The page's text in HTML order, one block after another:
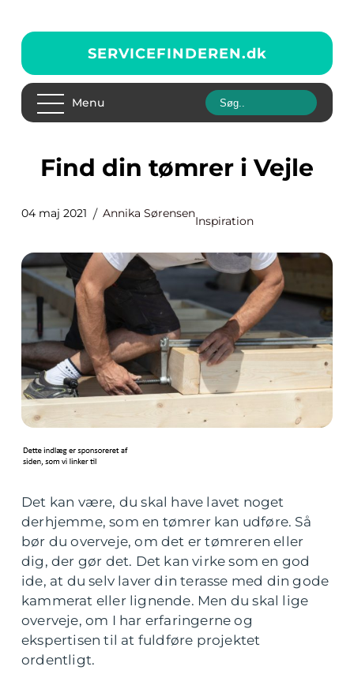
SERVICEFINDEREN.dk
Menu
Find din tømrer i Vejle
04 maj 2021 Annika Sørensen
Inspiration
Det kan være, du skal have lavet noget
derhjemme, som en tømrer kan udføre. Så
bør du overveje, om det er tømreren eller
dig, der gør det. Det kan virke som en god
ide, at du selv laver din terasse med din gode
kammerat eller lignende. Men du skal lige
overveje, om I har erfaringerne og
ekspertisen til at fuldføre projektet
ordentligt.